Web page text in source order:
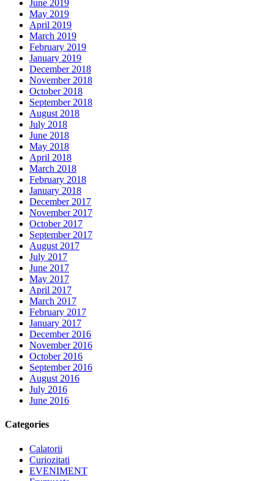
June 2019
May 2019
April 2019
March 2019
February 2019
January 2019
December 2018
November 2018
October 2018
September 2018
August 2018
July 2018
June 2018
May 2018
April 2018
March 2018
February 2018
January 2018
December 2017
November 2017
October 2017
September 2017
August 2017
July 2017
June 2017
May 2017
April 2017
March 2017
February 2017
January 2017
December 2016
November 2016
October 2016
September 2016
August 2016
July 2016
June 2016
Categories
Calatorii
Curiozitati
EVENIMENT